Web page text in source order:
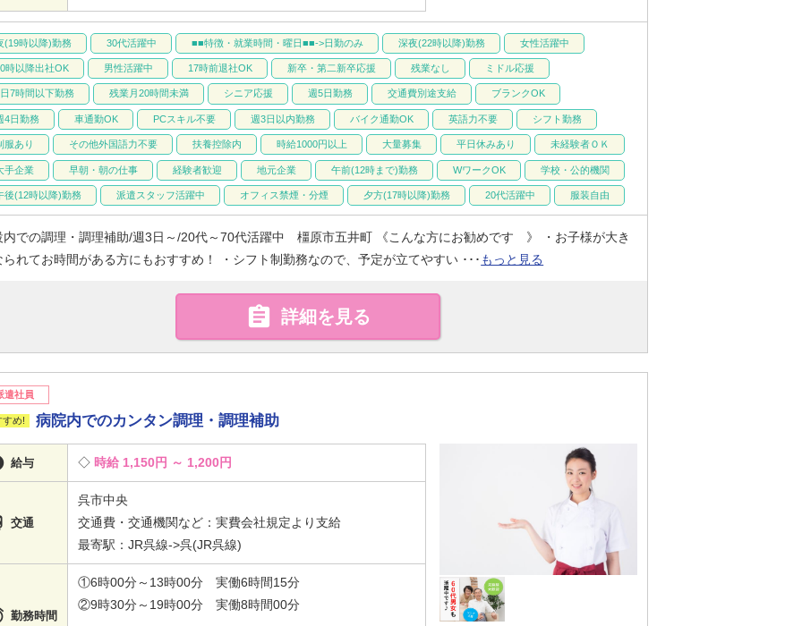
(19時以降)勤務 30代活躍中 ■■特徴・就業時間・曜日■■->日勤のみ 深夜(22時以降)勤務 女性活躍中
時以降出社OK 男性活躍中 17時前退社OK 新卒・第二新卒応援 残業なし ミドル応援
7時間以下勤務 残業月20時間未満 シニア応援 週5日勤務 交通費別途支給 ブランクOK
4日勤務 車通勤OK PCスキル不要 週3日以内勤務 バイク通勤OK 英語力不要 シフト勤務
服あり その他外国語力不要 扶養控除内 時給1000円以上 大量募集 平日休みあり 未経験者ＯＫ
手企業 早朝・朝の仕事 経験者歓迎 地元企業 午前(12時まで)勤務 WワークOK 学校・公的機関
後(12時以降)勤務 派遣スタッフ活躍中 オフィス禁煙・分煙 夕方(17時以降)勤務 20代活躍中 服装自由
内での調理・調理補助/週3日～/20代～70代活躍中 橿原市五井町 《こんな方にお勧めです 》 ・お子様が大き
られてお時間がある方にもおすすめ！ ・シフト制勤務なので、予定が立てやすい ･･･ もっと見る
 詳細を見る
遣社員
病院内でのカンタン調理・調理補助
給与 時給 1,150円 ～ 1,200円
交通
呉市中央
交通費・交通機関など：実費会社規定より支給
最寄駅：JR呉線->呉(JR呉線)
勤務時間
①6時00分～13時00分 実働6時間15分
②9時30分～19時00分 実働8時間00分